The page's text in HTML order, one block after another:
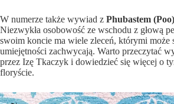
W numerze także wywiad z Phubastem
Niezwykła osobowość ze wschodu z głową
swoim koncie ma wiele zleceń, którymi może
umiejętności zachwycają. Warto przeczytać
przez Izę Tkaczyk i dowiedzieć się więcej o
floryście.